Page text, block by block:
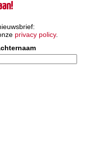
privacy policy.